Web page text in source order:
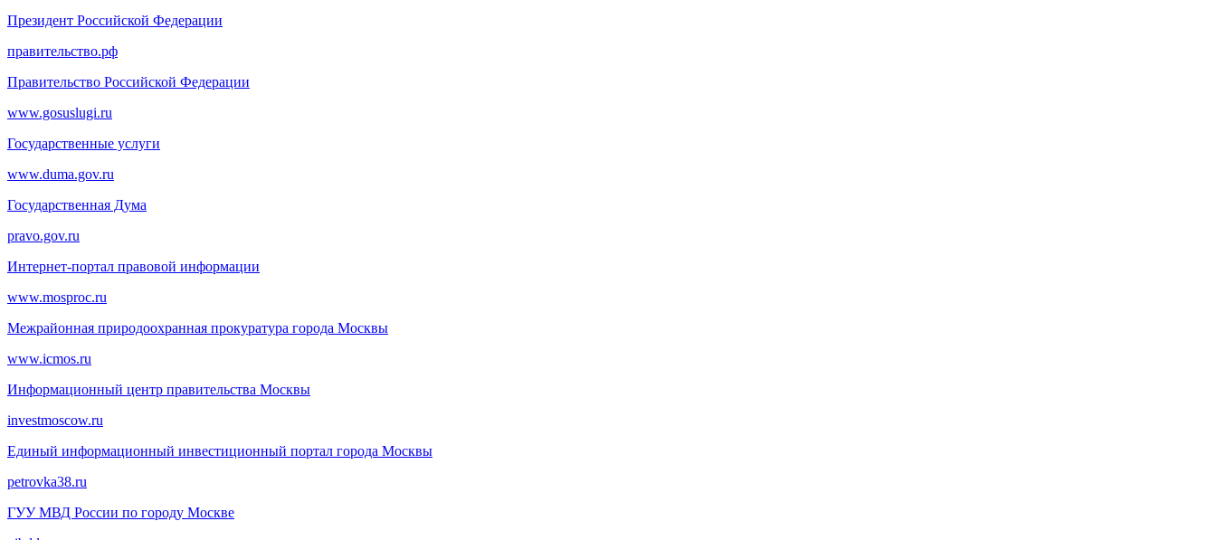
Президент Российской Федерации
правительство.рф
Правительство Российской Федерации
www.gosuslugi.ru
Государственные услуги
www.duma.gov.ru
Государственная Дума
pravo.gov.ru
Интернет-портал правовой информации
www.mosproc.ru
Межрайонная природоохранная прокуратура города Москвы
www.icmos.ru
Информационный центр правительства Москвы
investmoscow.ru
Единый информационный инвестиционный портал города Москвы
petrovka38.ru
ГУУ МВД России по городу Москве